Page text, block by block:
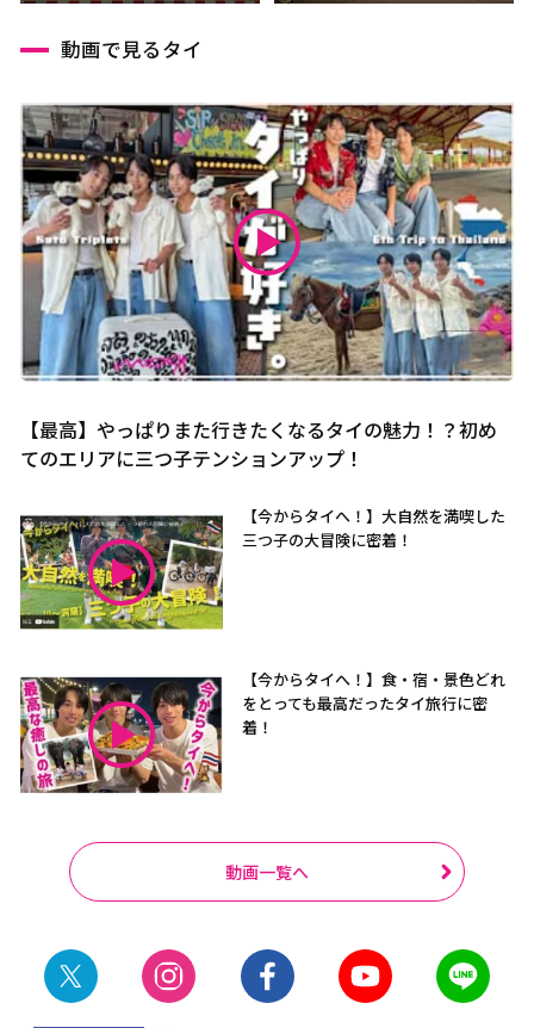
動画で見るタイ
【最高】やっぱりまた行きたくなるタイの魅力！？初め
てのエリアに三つ子テンションアップ！
【今からタイへ！】大自然を満喫した
三つ子の大冒険に密着！
【今からタイへ！】食・宿・景色どれ
をとっても最高だったタイ旅行に密
着！
動画一覧へ